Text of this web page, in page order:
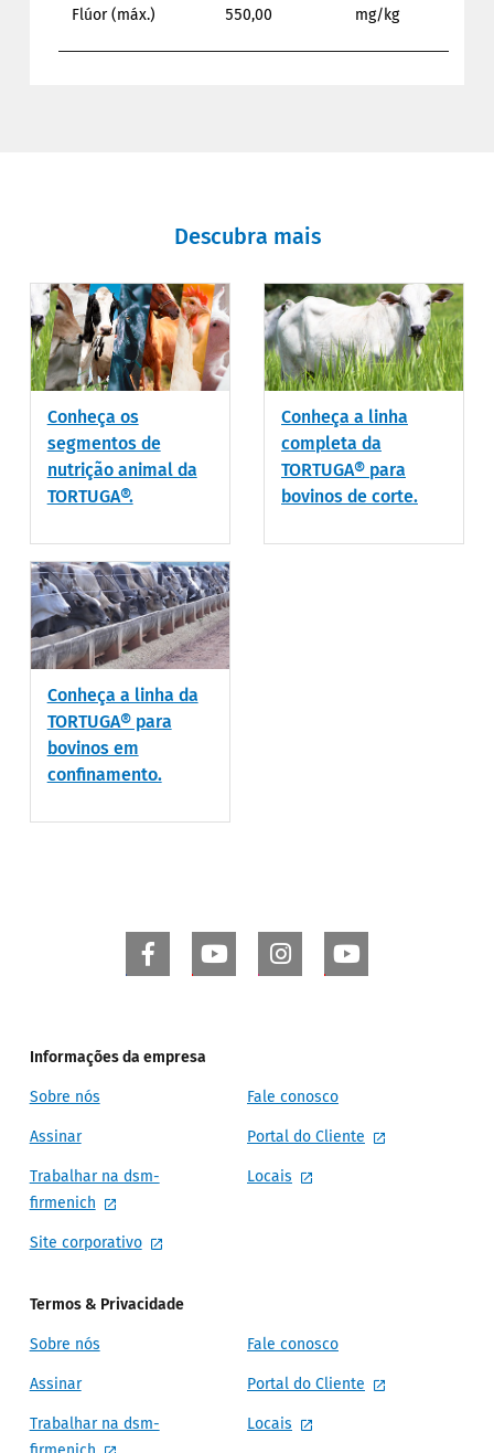
Flúor (máx.) 550,00 mg/kg
Descubra mais
Conheça os
segmentos de
nutrição animal da
TORTUGA®.
Conheça a linha
completa da
TORTUGA® para
bovinos de corte.
Conheça a linha da
TORTUGA® para
bovinos em
confinamento.
Informações da empresa
Sobre nós Fale conosco
Assinar Portal do Cliente
Trabalhar na dsm-
firmenich
Locais
Site corporativo
Termos & Privacidade
Sobre nós Fale conosco
Assinar Portal do Cliente
Trabalhar na dsm-
Locais